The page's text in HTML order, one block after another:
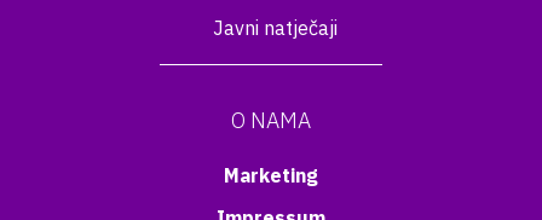
Javni natječaji
O NAMA
Marketing